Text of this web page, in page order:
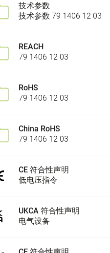
技术参数
技术参数 79 1406 12 03
REACH
79 1406 12 03
RoHS
79 1406 12 03
China RoHS
79 1406 12 03
CE 符合性声明
低电压指令
UKCA 符合性声明
电气设备